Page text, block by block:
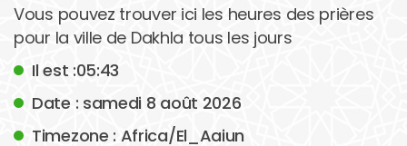
Vous pouvez trouver ici les heures des prières
pour la ville de Dakhla tous les jours
Il est :05:43
Date : samedi 8 août 2026
Timezone : Africa/El_Aaiun